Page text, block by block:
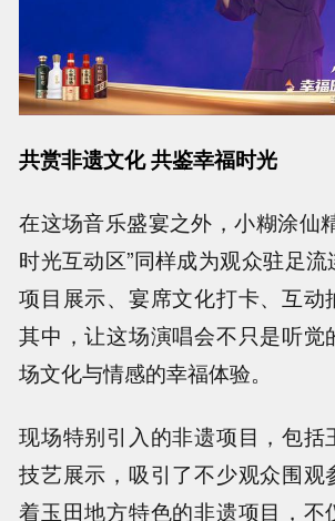
共赏非遗文化 共鉴幸福时光
在这场音乐盛宴之外，小糊涂仙
时光互动区”同样成为观众驻足
项目展示、宴席文化打卡、互动
其中，让这场演唱会不只是听觉
场文化与情感的幸福体验。
现场特别引入的非遗项目，包括
技艺展示，吸引了不少观众围观
着玉田地方特色的非遗项目，不